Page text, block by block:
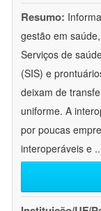
Resumo:
gestão em
Serviços de
(SIS) e
deixam de
uniforme. A
por poucas
interoperáveis e